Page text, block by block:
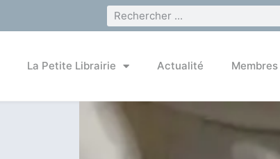
La Petite Librairie Actualité Membres